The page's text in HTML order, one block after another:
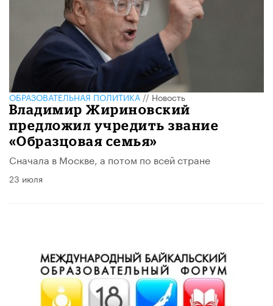
ОБРАЗОВАТЕЛЬНАЯ ПОЛИТИКА//Новость
Владимир Жириновский
предложил учредить звание
«Образцовая семья»
Сначала в Москве, а потом по всей стране
23 июля